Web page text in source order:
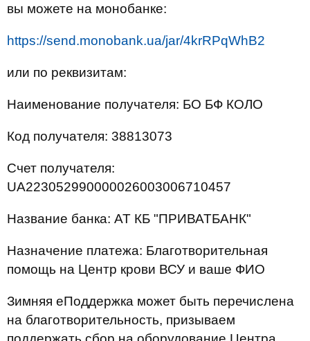
вы можете на монобанке:
https://send.monobank.ua/jar/4krRPqWhB2
или по реквизитам:
Наименование получателя: БО БФ КОЛО
Код получателя: 38813073
Счет получателя:
UA223052990000026003006710457
Название банка: АТ КБ "ПРИВАТБАНК"
Назначение платежа: Благотворительная
помощь на Центр крови ВСУ и ваше ФИО
Зимняя еПоддержка может быть перечислена
на благотворительность, призываем